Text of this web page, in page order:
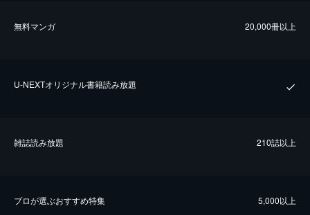
無料マンガ 20,000冊以上
U-NEXTオリジナル書籍読み放題
雑誌読み放題 210誌以上
プロが選ぶおすすめ特集 5,000以上